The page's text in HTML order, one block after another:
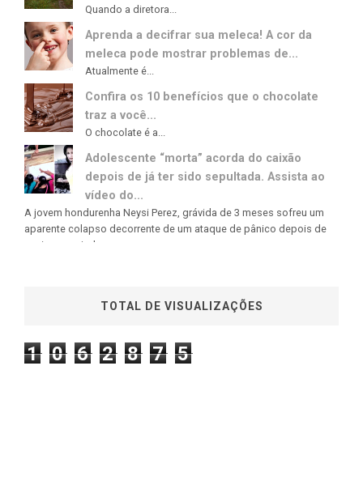
Quando a diretora...
Aprenda a decifrar sua meleca! A cor da
meleca pode mostrar problemas de...
Atualmente é...
Confira os 10 benefícios que o chocolate
traz a você...
O chocolate é a...
Adolescente “morta” acorda do caixão
depois de já ter sido sepultada. Assista ao
vídeo do...
A jovem hondurenha Neysi Perez, grávida de 3 meses sofreu um
aparente colapso decorrente de um ataque de pânico depois de
ouvir uma rajada...
TOTAL DE VISUALIZAÇÕES
1 0 6 2 8 7 5